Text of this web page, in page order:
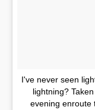
I've never seen
lightning?
evening enroute